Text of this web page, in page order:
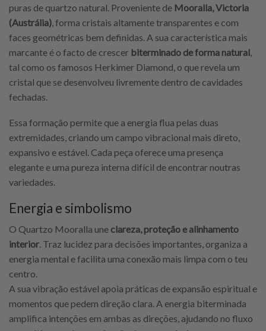
puras de quartzo natural. Proveniente de Mooralla, Victoria
(Austrália), forma cristais altamente transparentes e com
faces geométricas bem definidas. A sua característica mais
marcante é o facto de crescer biterminado de forma natural,
tal como os famosos Herkimer Diamond, o que revela um
cristal que se desenvolveu livremente dentro de cavidades
fechadas.
Essa formação permite que a energia flua pelas duas
extremidades, criando um campo vibracional mais direto,
expansivo e estável. Cada peça oferece uma presença
elegante e uma pureza interna difícil de encontrar noutras
variedades.
Energia e simbolismo
O Quartzo Mooralla une clareza, proteção e alinhamento
interior. Traz lucidez para decisões importantes, organiza a
energia mental e facilita uma conexão mais limpa com o teu
centro.
A sua vibração estável apoia práticas de expansão espiritual e
momentos que pedem direção clara. A energia biterminada
amplifica intenções em ambas as direções, ajudando no fluxo